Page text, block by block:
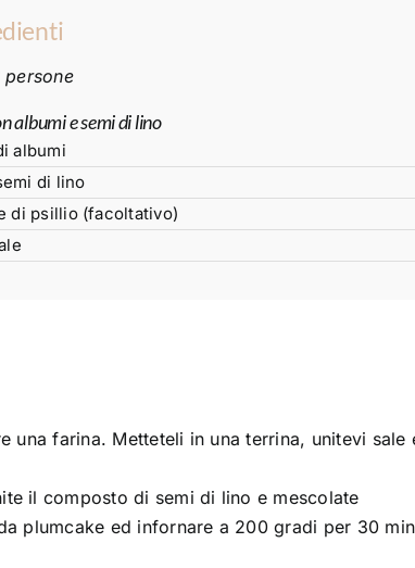
albumi e semi di lino
albumi
di lino
di psillio (facoltativo)
una farina. Metteteli in una terrina, unitevi sale
il composto di semi di lino e mescolate
plumcake ed infornare a 200 gradi per 30